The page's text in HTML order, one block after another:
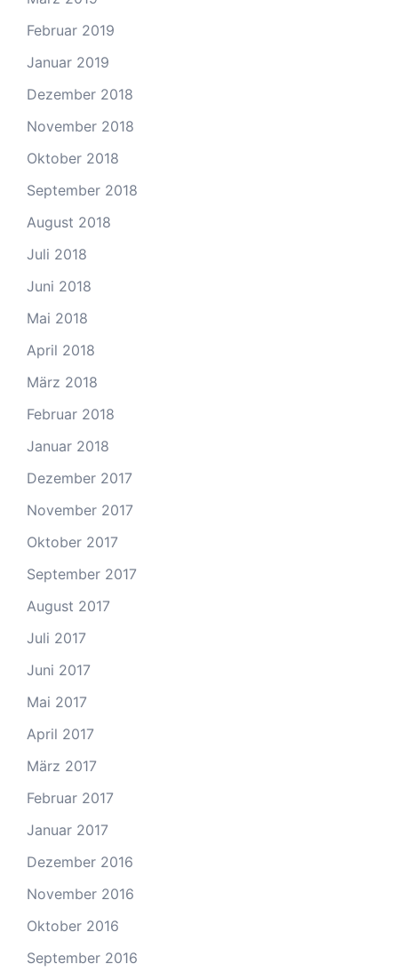
Februar 2019
Januar 2019
Dezember 2018
November 2018
Oktober 2018
September 2018
August 2018
Juli 2018
Juni 2018
Mai 2018
April 2018
März 2018
Februar 2018
Januar 2018
Dezember 2017
November 2017
Oktober 2017
September 2017
August 2017
Juli 2017
Juni 2017
Mai 2017
April 2017
März 2017
Februar 2017
Januar 2017
Dezember 2016
November 2016
Oktober 2016
September 2016